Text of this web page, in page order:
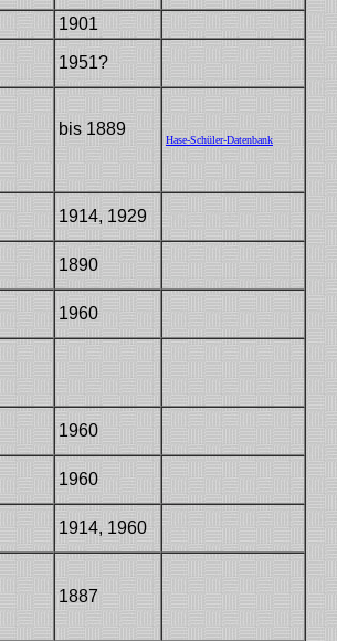
1901
1951?
bis 1889
Hase-Schüler-Datenbank
1914, 1929 VDAI14 / Dr30
1890
1960
1960
1960
1914, 1960
1887